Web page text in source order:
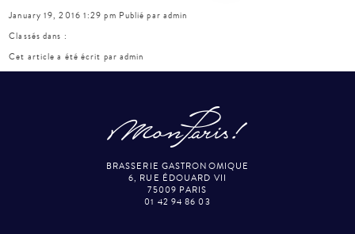
January 19, 2016 1:29 pm Publié par admin
Classés dans :
Cet article a été écrit par admin
BRASSERIE GASTRONOMIQUE
6, RUE ÉDOUARD VII
75009 PARIS
01 42 94 86 03